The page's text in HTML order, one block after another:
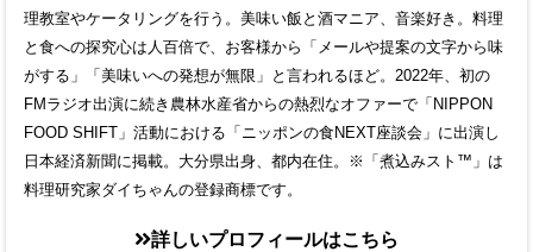
理教室やケータリングを行う。美味い飯と酒マニア、音楽好き。料理
と食への探究心は人百倍で、お客様から「メールや提案の文字から味
がする」「美味いへの発想が無限」と言われるほど。2022年、初の
FMラジオ出演に続き農林水産省からの熱烈なオファーで「NIPPON
FOOD SHIFT」活動における「ニッポンの食NEXT座談会」に出演し
日本経済新聞に掲載。大分県出身、都内在住。※「煮込みスト™」は
料理研究家ダイちゃんの登録商標です。
詳しいプロフィールはこちら